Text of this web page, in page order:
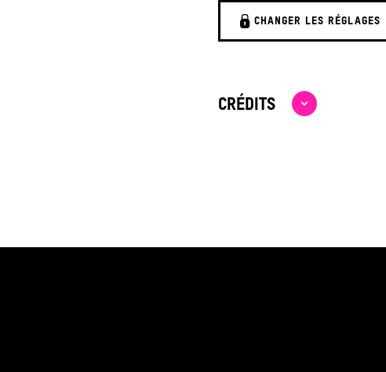
CHANGER LES RÉGLAGES
CRÉDITS